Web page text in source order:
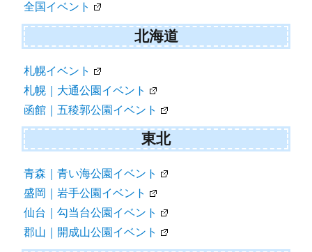
全国イベント
北海道
札幌イベント
札幌｜大通公園イベント
函館｜五稜郭公園イベント
東北
青森｜青い海公園イベント
盛岡｜岩手公園イベント
仙台｜勾当台公園イベント
郡山｜開成山公園イベント